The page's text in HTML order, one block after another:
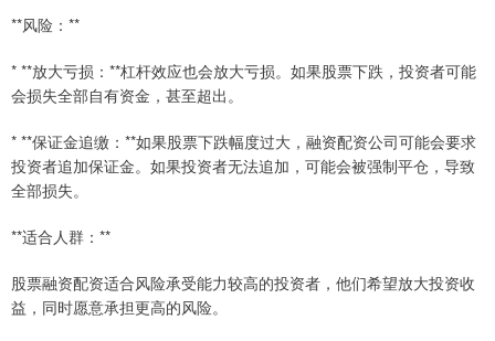
**风险：**
* **放大亏损：**杠杆效应也会放大亏损。如果股票下跌，投资者可能
会损失全部自有资金，甚至超出。
* **保证金追缴：**如果股票下跌幅度过大，融资配资公司可能会要求
投资者追加保证金。如果投资者无法追加，可能会被强制平仓，导致
全部损失。
**适合人群：**
股票融资配资适合风险承受能力较高的投资者，他们希望放大投资收
益，同时愿意承担更高的风险。